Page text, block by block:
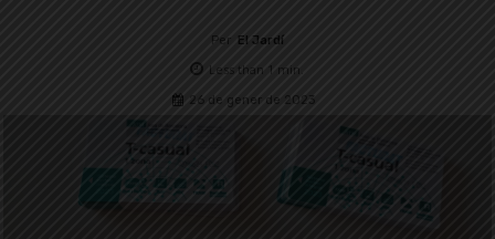
Per El Jardí
Less than 1 min.
26 de gener de 2023